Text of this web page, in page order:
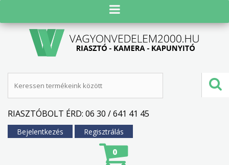
RIASZTÓBOLT ÉRD: 06 30 / 641 41 45
Bejelentkezés Regisztrálás
0